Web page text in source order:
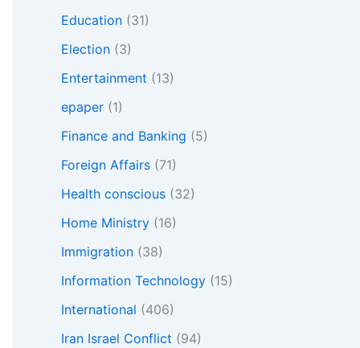
Education (31)
Election (3)
Entertainment (13)
epaper (1)
Finance and Banking (5)
Foreign Affairs (71)
Health conscious (32)
Home Ministry (16)
Immigration (38)
Information Technology (15)
International (406)
Iran Israel Conflict (94)